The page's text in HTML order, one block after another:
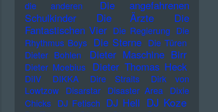
die anderen
Die angefahrenen
Schulkinder
Die Ärzte
Die
Fantastischen Vier Die Regierung Die
Rhythmus Boys Die Sterne Die Türen
Dieter Bohlen
Dieter Maschine Birr
Dieter Moebius Dieter Thomas Heck
DiIV DIKKA Dire Straits
Dirk von
Lowtzow
Disarstar Disaster Area
Dixie
Chicks DJ Fetisch DJ Hell DJ Koze